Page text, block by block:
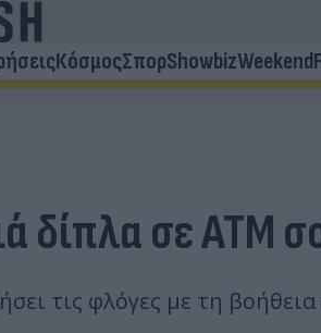
ΚόσμοςΣπορShowbizWeekend
δίπλα σε ΑΤΜ
τις φλόγες με τη